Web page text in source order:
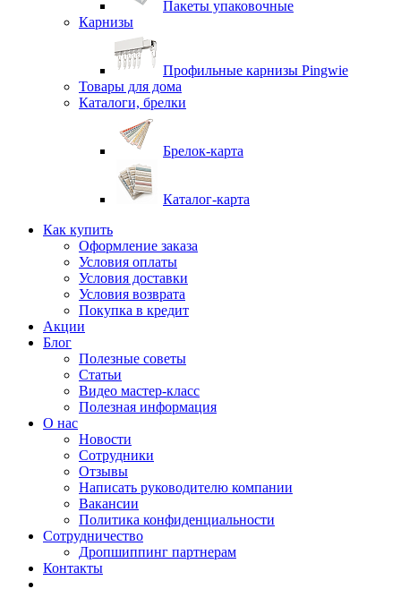
Пакеты упаковочные
Карнизы
Профильные карнизы Pingwie
Товары для дома
Каталоги, брелки
Брелок-карта
Каталог-карта
Как купить
Оформление заказа
Условия оплаты
Условия доставки
Условия возврата
Покупка в кредит
Акции
Блог
Полезные советы
Статьи
Видео мастер-класс
Полезная информация
О нас
Новости
Сотрудники
Отзывы
Написать руководителю компании
Вакансии
Политика конфиденциальности
Сотрудничество
Дропшиппинг партнерам
Контакты